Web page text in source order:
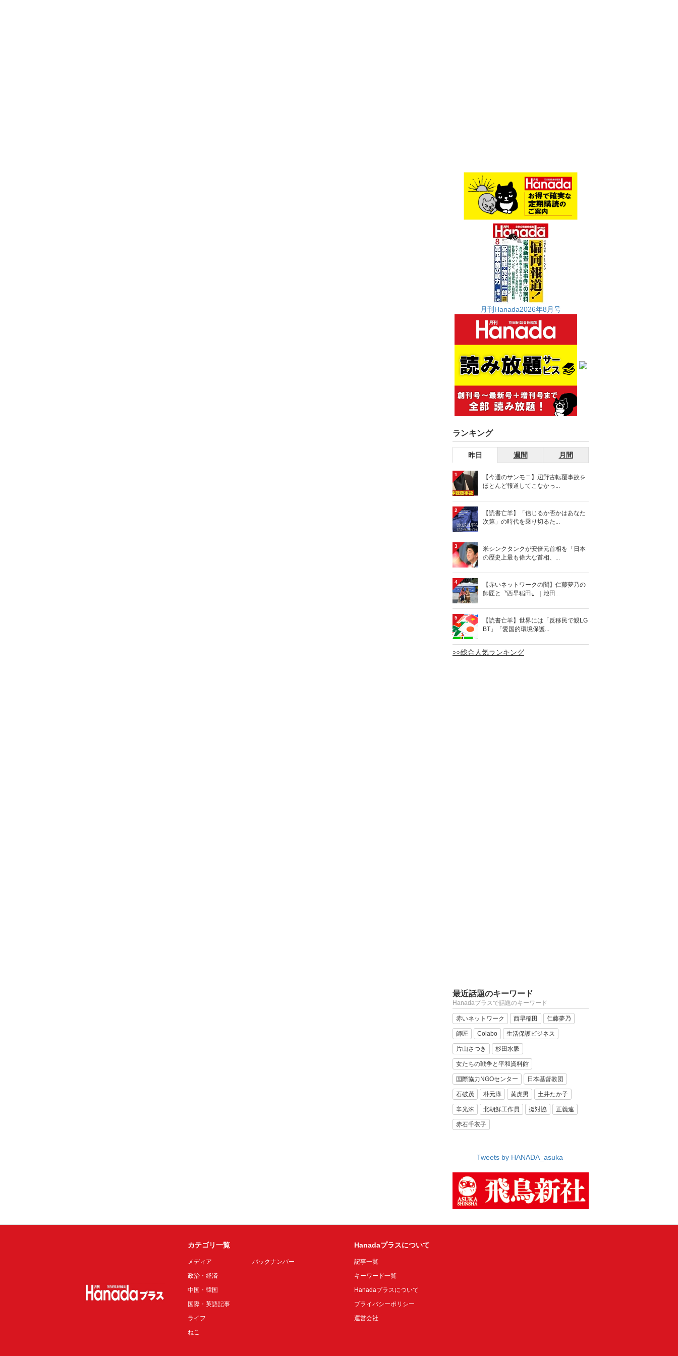
月刊Hanada2026年8月号
ランキング
昨日 週間 月間
1
【今週のサンモニ】辺野古転覆事故を
ほとんど報道してこなかっ...
2
【読書亡羊】「信じるか否かはあなた
次第」の時代を乗り切るた...
3
米シンクタンクが安倍元首相を「日本
の歴史上最も偉大な首相、...
4
【赤いネットワークの闇】仁藤夢乃の
師匠と〝西早稲田〟｜池田...
5
【読書亡羊】世界には「反移民で親LG
BT」「愛国的環境保護...
>>総合人気ランキング
最近話題のキーワード
Hanadaプラスで話題のキーワード
赤いネットワーク 西早稲田 仁藤夢乃
師匠 Colabo 生活保護ビジネス
片山さつき 杉田水脈
女たちの戦争と平和資料館
国際協力NGOセンター 日本基督教団
石破茂 朴元淳 黄虎男 土井たか子
辛光洙 北朝鮮工作員 挺対協 正義連
赤石千衣子
Tweets by HANADA_asuka
カテゴリ一覧
メディア
政治・経済
中国・韓国
国際・英語記事
ライフ
ねこ
バックナンバー
Hanadaプラスについて
記事一覧
キーワード一覧
Hanadaプラスについて
プライバシーポリシー
運営会社